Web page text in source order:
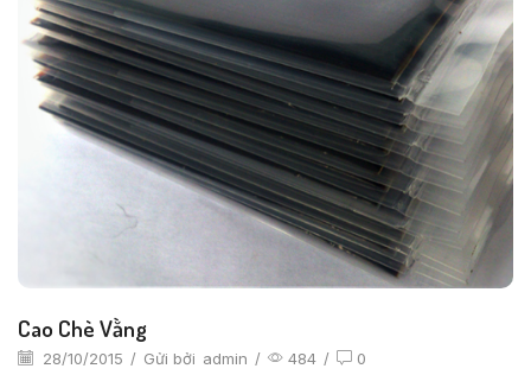
Cao Chè Vằng
28/10/2015 / Gửi bởi admin / 484 / 0